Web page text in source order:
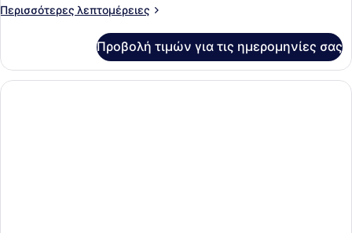
(Resort)
Περισσότερες λεπτομέρειες
Περισσότερες
Δωμάτιο
(Double),
Βεράντα
Προβολή τιμών για τις ημερομηνίες σας